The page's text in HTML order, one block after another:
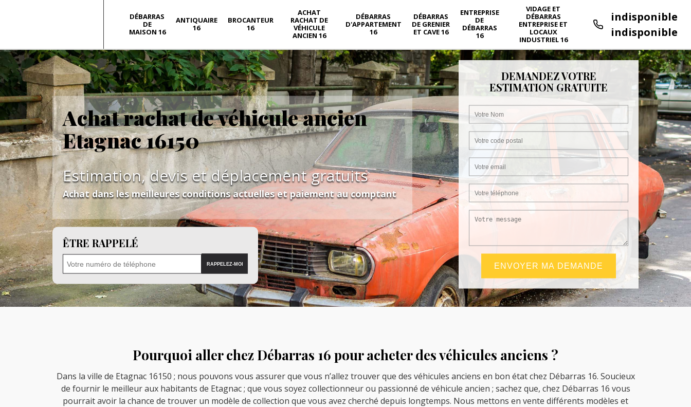
DÉBARRAS
DE
MAISON 16
ANTIQUAIRE
16
BROCANTEUR
16
ACHAT
RACHAT DE
VÉHICULE
ANCIEN 16
DÉBARRAS
D'APPARTEMENT
16
DÉBARRAS
DE GRENIER
ET CAVE 16
ENTREPRISE
DE
DÉBARRAS
16
VIDAGE ET
DÉBARRAS
ENTREPRISE ET
LOCAUX
INDUSTRIEL 16
indisponible
indisponible
Achat rachat de véhicule ancien
Etagnac 16150
Estimation, devis et déplacement gratuits
Achat dans les meilleures conditions actuelles et paiement au comptant
ÊTRE RAPPELÉ
DEMANDEZ VOTRE
ESTIMATION GRATUITE
Pourquoi aller chez Débarras 16 pour acheter des véhicules anciens ?
Dans la ville de Etagnac 16150 ; nous pouvons vous assurer que vous n’allez trouver que des véhicules anciens en bon état chez Débarras 16. Soucieux
de fournir le meilleur aux habitants de Etagnac ; que vous soyez collectionneur ou passionné de véhicule ancien ; sachez que, chez Débarras 16 vous
pourrait avoir la chance de trouver un modèle de collection que vous avez cherché depuis longtemps. Nous mettons en vente différents modèles et